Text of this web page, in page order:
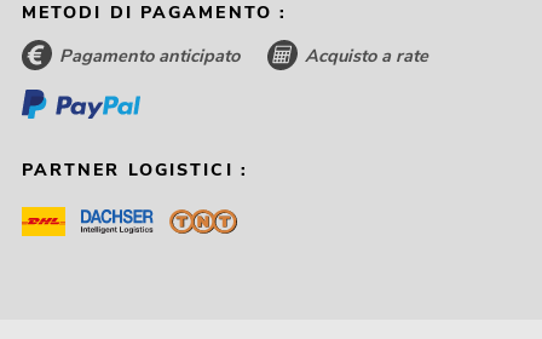
METODI DI PAGAMENTO :
Pagamento anticipato Acquisto a rate
PARTNER LOGISTICI :